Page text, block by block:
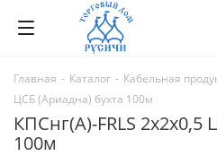
Главная - Каталог - Кабельная
ЦСБ (Ариадна) бухта 100м
КПСнг(А)-FRLS 2х2х0,5
100м